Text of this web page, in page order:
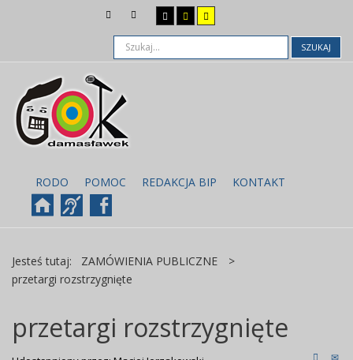
SZUKAJ
RODO POMOC REDAKCJA BIP KONTAKT
Jesteś tutaj: ZAMÓWIENIA PUBLICZNE
>
przetargi rozstrzygnięte
przetargi rozstrzygnięte